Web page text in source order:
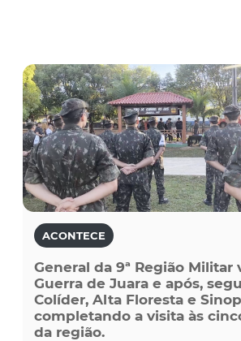
ACONTECE
General da 9ª Região Militar
Guerra de Juara e após,
Colíder, Alta Floresta e
completando a visita às
da região.